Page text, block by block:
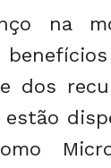
na
dos